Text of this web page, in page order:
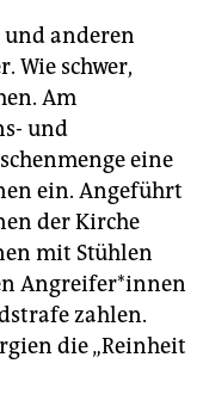
und anderen
Wie schwer,
Am
und
eine
ein. Angeführt
der Kirche
mit Stühlen
Angreifer*innen
zahlen.
die „Reinheit